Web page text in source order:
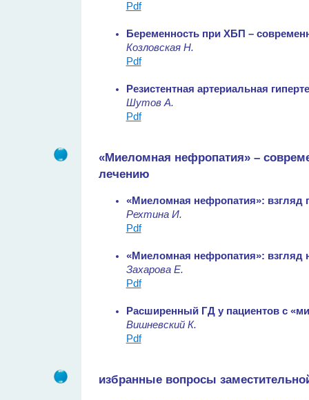
Pdf
Беременность при ХБП –
Козловская Н.
Pdf
Резистентная артериальная
Шутов А.
Pdf
«Миеломная нефропатия» –
лечению
«Миеломная нефропатия»: взгляд
Рехтина И.
Pdf
«Миеломная нефропатия»: взгляд
Захарова Е.
Pdf
Расширенный ГД у пациентов с
Вишневский К.
Pdf
избранные вопросы